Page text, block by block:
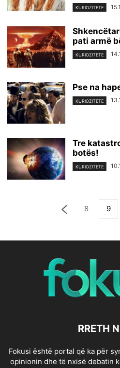
KURIOZITETE
pati armë
KURIOZITETE
Pse na
KURIOZITETE
Tre
botës!
KURIOZITETE
8 9
RRETH
Fokusi është portal që ka për
opinionin dhe të nxisë debatin